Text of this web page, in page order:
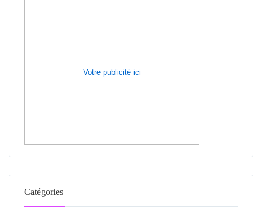
Votre publicité ici
Catégories